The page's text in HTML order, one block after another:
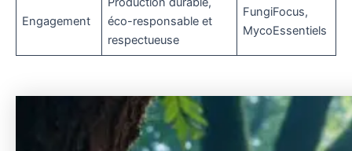
Engagement
éco-responsable et
respectueuse
FungiFocus,
MycoEssentiels